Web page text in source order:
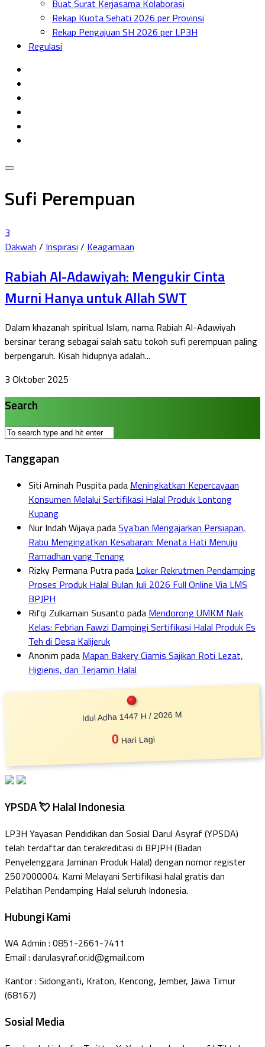
Buat Surat Kerjasama Kolaborasi
Rekap Kuota Sehati 2026 per Provinsi
Rekap Pengajuan SH 2026 per LP3H
Regulasi
Sufi Perempuan
3
Dakwah / Inspirasi / Keagamaan
Rabiah Al-Adawiyah: Mengukir Cinta
Murni Hanya untuk Allah SWT
Dalam khazanah spiritual Islam, nama Rabiah Al-Adawiyah
bersinar terang sebagai salah satu tokoh sufi perempuan paling
berpengaruh. Kisah hidupnya adalah...
3 Oktober 2025
Search
Tanggapan
Siti Aminah Puspitapada Meningkatkan Kepercayaan
Konsumen Melalui Sertifikasi Halal Produk Lontong
Kupang
Nur Indah WijayapadaSya’ban Mengajarkan Persiapan,
Rabu Mengingatkan Kesabaran: Menata Hati Menuju
Ramadhan yang Tenang
Rizky Permana Putrapada Loker Rekrutmen Pendamping
Proses Produk Halal Bulan Juli 2026 Full Online Via LMS
BPJPH
Rifqi Zulkarnain Susanto pada Mendorong UMKM Naik
Kelas: Febrian Fawzi Dampingi Sertifikasi Halal Produk Es
Teh di Desa Kalijeruk
Anonim pada Mapan Bakery Ciamis Sajikan Roti Lezat,
Higienis, dan Terjamin Halal
Idul Adha 1447 H / 2026 M
0 Hari Lagi
YPSDA 💘 Halal Indonesia
LP3H Yayasan Pendidikan dan Sosial Darul Asyraf (YPSDA)
telah terdaftar dan terakreditasi di BPJPH (Badan
Penyelenggara Jaminan Produk Halal) dengan nomor register
2507000004. Kami Melayani Sertifikasi halal gratis dan
Pelatihan Pendamping Halal seluruh Indonesia.
Hubungi Kami
WA Admin : 0851-2661-7411
Email : darulasyraf.or.id@gmail.com
Kantor : Sidonganti, Kraton, Kencong, Jember, Jawa Timur
(68167)
Sosial Media